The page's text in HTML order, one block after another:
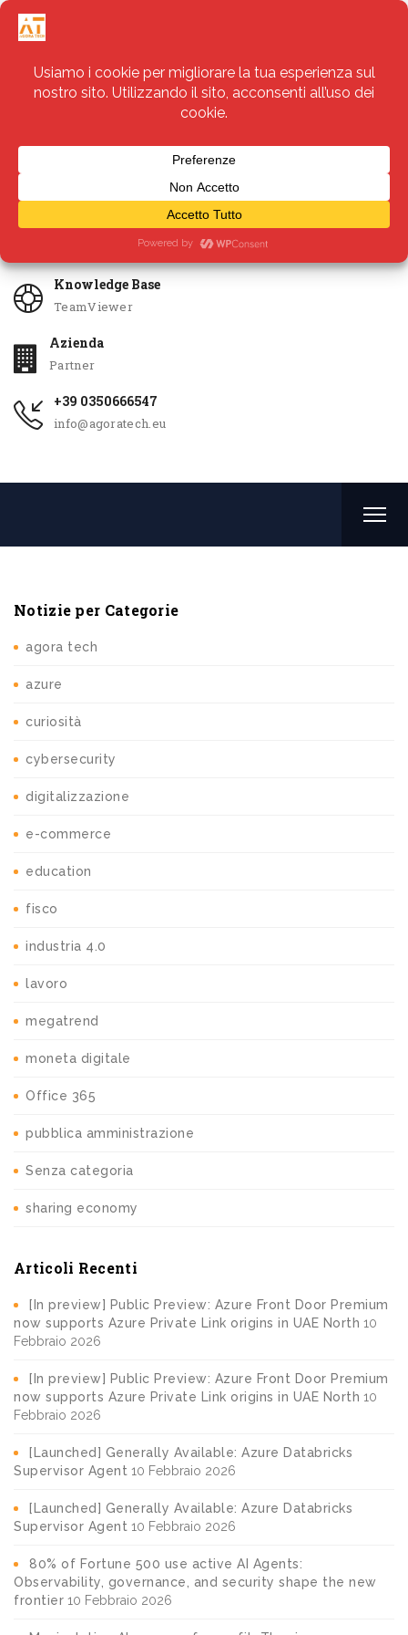
Servizi
Knowledge Base
TeamViewer
Azienda
Partner
+39 0350666547
info@agoratech.eu
Notizie per Categorie
agora tech
azure
curiosità
cybersecurity
digitalizzazione
e-commerce
education
fisco
industria 4.0
lavoro
megatrend
moneta digitale
Office 365
pubblica amministrazione
Senza categoria
sharing economy
Articoli Recenti
[In preview] Public Preview: Azure Front Door Premium
now supports Azure Private Link origins in UAE North 10
Febbraio 2026
[In preview] Public Preview: Azure Front Door Premium
now supports Azure Private Link origins in UAE North 10
Febbraio 2026
[Launched] Generally Available: Azure Databricks
Supervisor Agent 10 Febbraio 2026
[Launched] Generally Available: Azure Databricks
Supervisor Agent 10 Febbraio 2026
80% of Fortune 500 use active AI Agents:
Observability, governance, and security shape the new
frontier 10 Febbraio 2026